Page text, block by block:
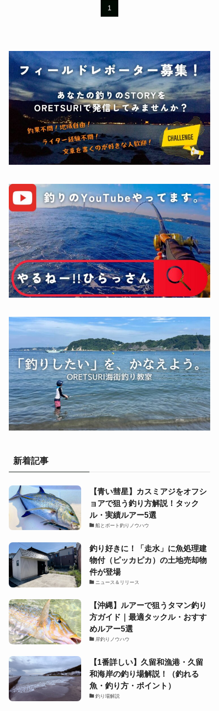
1
新着記事
【青い彗星】カスミアジをオフシ
ョアで狙う釣り方解説！タック
ル・実績ルアー5選
船とボート釣りノウハウ
釣り好きに！「走水」に魚処理建
物付（ピッカピカ）の土地売却物
件が登場
ニュース＆リリース
【沖縄】ルアーで狙うタマン釣り
方ガイド｜最適タックル・おすす
めルアー5選
岸釣りノウハウ
【1番詳しい】久留和漁港・久留
和海岸の釣り場解説！（釣れる
魚・釣り方・ポイント）
釣り場解説